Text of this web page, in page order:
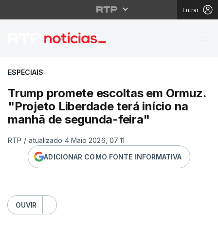
Entrar
Trump promete
ESPECIAIS
Trump promete escoltas em Ormuz.
"Projeto Liberdade terá início na
manhã de segunda-feira"
RTP / atualizado 4 Maio 2026, 07:11
ADICIONAR COMO FONTE INFORMATIVA
OUVIR